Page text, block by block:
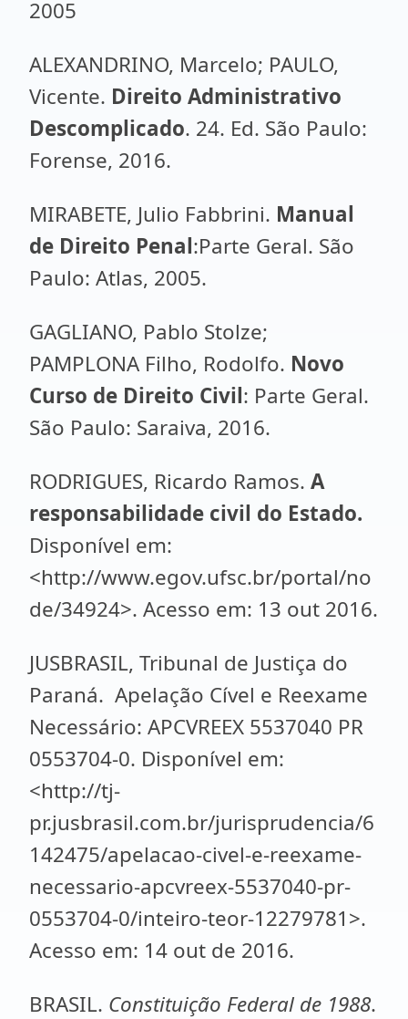
2005
ALEXANDRINO, Marcelo; PAULO,
Vicente. Direito Administrativo
Descomplicado. 24. Ed. São Paulo:
Forense, 2016.
MIRABETE, Julio Fabbrini. Manual
de Direito Penal:Parte Geral. São
Paulo: Atlas, 2005.
GAGLIANO, Pablo Stolze;
PAMPLONA Filho, Rodolfo. Novo
Curso de Direito Civil: Parte Geral.
São Paulo: Saraiva, 2016.
RODRIGUES, Ricardo Ramos. A
responsabilidade civil do Estado.
Disponível em:
<http://www.egov.ufsc.br/portal/no
de/34924>. Acesso em: 13 out 2016.
JUSBRASIL, Tribunal de Justiça do
Paraná. Apelação Cível e Reexame
Necessário: APCVREEX 5537040 PR
0553704-0. Disponível em:
<http://tj-
pr.jusbrasil.com.br/jurisprudencia/6
142475/apelacao-civel-e-reexame-
necessario-apcvreex-5537040-pr-
0553704-0/inteiro-teor-12279781>.
Acesso em: 14 out de 2016.
BRASIL. Constituição Federal de 1988.